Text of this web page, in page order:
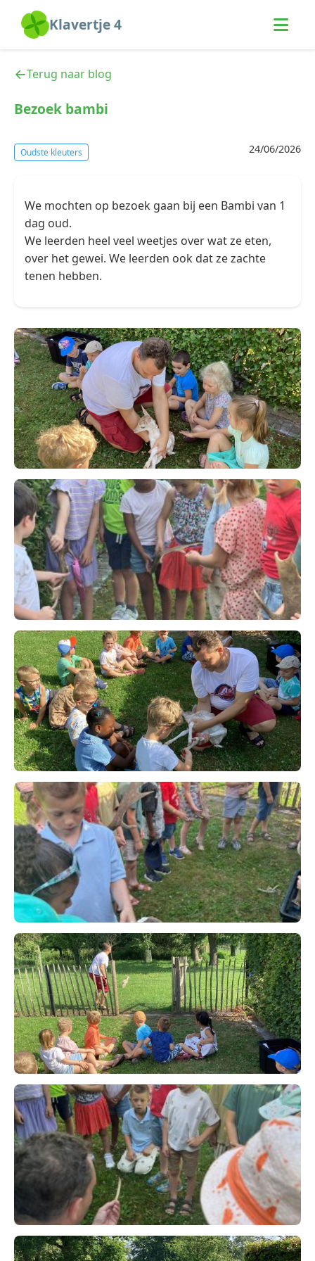
Klavertje 4
Terug naar blog
Bezoek bambi
Oudste kleuters 24/06/2026
We mochten op bezoek gaan bij een Bambi van 1
dag oud.
We leerden heel veel weetjes over wat ze eten,
over het gewei. We leerden ook dat ze zachte
tenen hebben.